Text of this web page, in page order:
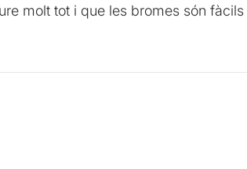
molt tot i que les bromes són